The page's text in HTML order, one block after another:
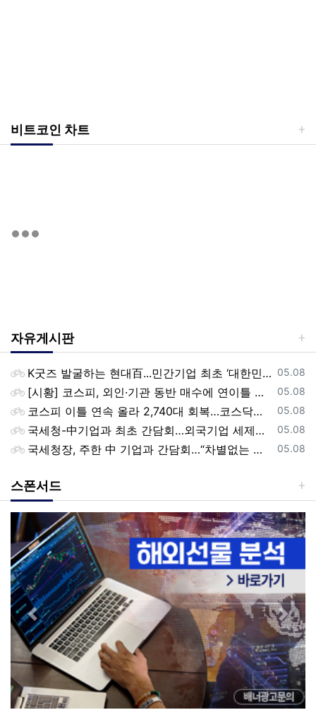
비트코인 차트
자유게시판
등록일
05.08
K굿즈 발굴하는 현대百...민간기업 최초 ‘대한민국 관광공모전’ 후원
등록일
05.08
[시황] 코스피, 외인·기관 동반 매수에 연이틀 상승…2745.05 마감
등록일
05.08
코스피 이틀 연속 올라 2,740대 회복…코스닥은 강보합(종합)
등록일
05.08
국세청-中기업과 최초 간담회…외국기업 세제혜택 등 논의
등록일
05.08
국세청장, 주한 中 기업과 간담회…“차별없는 공정과세 약속”
스폰서드
Previous Next